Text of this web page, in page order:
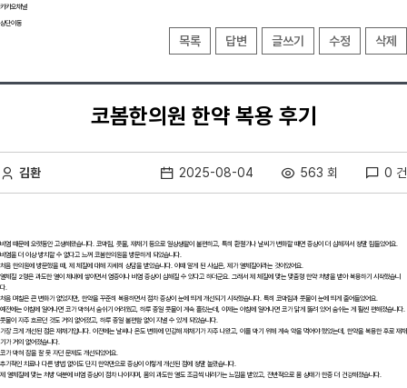
카카오채널
상단이동
목록 답변 글쓰기 수정 삭제
코봄한의원 한약 복용 후기
김환 2025-08-04 563 회 0 건
비염 때문에 오랫동안 고생해왔습니다. 코막힘, 콧물, 재채기 등으로 일상생활이 불편하고, 특히 환절기나 날씨가 변화할 때면 증상이 더 심해져서 정말 힘들었어요.
비염을 더 이상 방치할 수 없다고 느껴 코봄한의원을 방문하게 되었습니다.
처음 한의원에 방문했을 때, 제 체질에 대해 자세히 상담을 받았습니다. 이때 알게 된 사실은, 제가 열체질이라는 것이었어요.
열체질 2형은 과도한 열이 체내에 쌓이면서 염증이나 비염 증상이 심해질 수 있다고 하더군요. 그래서 제 체질에 맞는 맞춤형 한약 처방을 받아 복용하기 시작했습니
다.
처음 며칠은 큰 변화가 없었지만, 한약을 꾸준히 복용하면서 점차 증상이 눈에 띄게 개선되기 시작했습니다. 특히 코막힘과 콧물이 눈에 띄게 줄어들었어요.
예전에는 아침에 일어나면 코가 막혀서 숨쉬기 어려웠고, 하루 종일 콧물이 계속 흘렀는데, 이제는 아침에 일어나면 코가 맑게 뚫려 있어 숨쉬는 게 훨씬 편해졌습니다.
콧물이 자주 흐르던 것도 거의 없어졌고, 하루 종일 불편함 없이 지낼 수 있게 되었습니다.
가장 크게 개선된 점은 재채기입니다. 이전에는 날씨나 온도 변화에 민감해 재채기가 자주 나왔고, 이를 막기 위해 계속 약을 먹어야 했었는데, 한약을 복용한 후로 재채
기가 거의 없어졌습니다.
코가 막혀 잠을 잘 못 자던 문제도 개선되었어요.
추가적인 치료나 다른 방법 없이도 단지 한약만으로 증상이 이렇게 개선된 점에 정말 놀랐습니다.
제 열체질에 맞는 처방 덕분에 비염 증상이 점차 나아지며, 몸의 과도한 열도 조금씩 내려가는 느낌을 받았고, 전반적으로 몸 상태가 한층 더 건강해졌습니다.